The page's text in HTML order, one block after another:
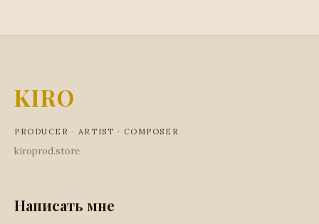
KIRO
PRODUCER · ARTIST · COMPOSER
kiroprod.store
Написать мне